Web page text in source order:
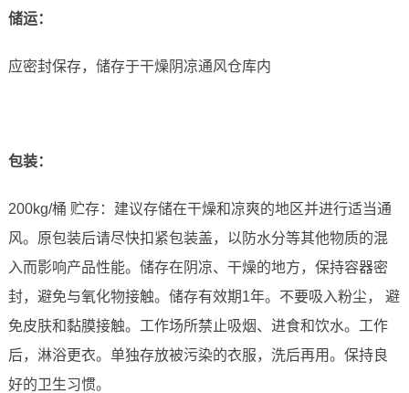
储运：
应密封保存，储存于干燥阴凉通风仓库内
包装：
200kg/桶 贮存：建议存储在干燥和凉爽的地区并进行适当通
风。原包装后请尽快扣紧包装盖，以防水分等其他物质的混
入而影响产品性能。储存在阴凉、干燥的地方，保持容器密
封，避免与氧化物接触。储存有效期1年。不要吸入粉尘， 避
免皮肤和黏膜接触。工作场所禁止吸烟、进食和饮水。工作
后，淋浴更衣。单独存放被污染的衣服，洗后再用。保持良
好的卫生习惯。